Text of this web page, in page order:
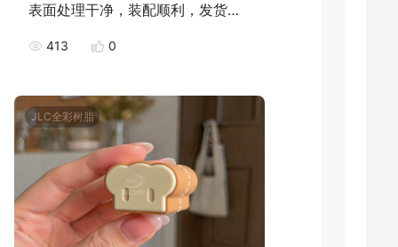
表面处理干净，装配顺利，发货速
413 0
JLC全彩树脂